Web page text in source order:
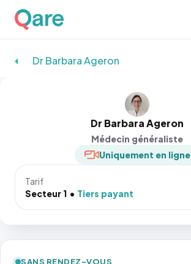
Dr Barbara Ageron
Dr Barbara Ageron
Médecin généraliste
Uniquement en ligne
Tarif
Secteur 1
Tiers payant
SANS RENDEZ-VOUS